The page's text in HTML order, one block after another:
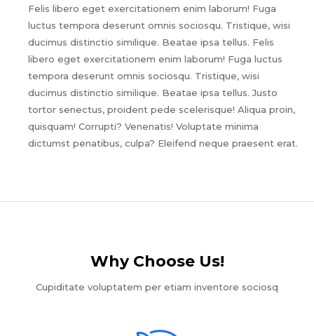
Felis libero eget exercitationem enim laborum! Fuga
luctus tempora deserunt omnis sociosqu. Tristique, wisi
ducimus distinctio similique. Beatae ipsa tellus. Felis
libero eget exercitationem enim laborum! Fuga luctus
tempora deserunt omnis sociosqu. Tristique, wisi
ducimus distinctio similique. Beatae ipsa tellus. Justo
tortor senectus, proident pede scelerisque! Aliqua proin,
quisquam! Corrupti? Venenatis! Voluptate minima
dictumst penatibus, culpa? Eleifend neque praesent erat.
Why Choose Us!​
Cupiditate voluptatem per etiam inventore sociosq